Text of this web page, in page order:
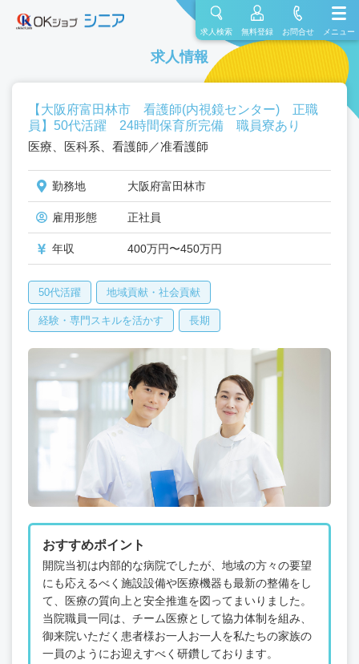
求人検索 無料登録 お問合せ メニュー
求人情報
【大阪府富田林市 看護師(内視鏡センター) 正職
員】50代活躍 24時間保育所完備 職員寮あり
医療、医科系、看護師／准看護師
勤務地 大阪府富田林市
雇用形態 正社員
年収 400万円〜450万円
50代活躍 地域貢献・社会貢献
経験・専門スキルを活かす 長期
おすすめポイント
開院当初は内部的な病院でしたが、地域の方々の要望
にも応えるべく施設設備や医療機器も最新の整備をし
て、医療の質向上と安全推進を図ってまいりました。
当院職員一同は、チーム医療として協力体制を組み、
御来院いただく患者様お一人お一人を私たちの家族の
一員のようにお迎えすべく研鑽しております。